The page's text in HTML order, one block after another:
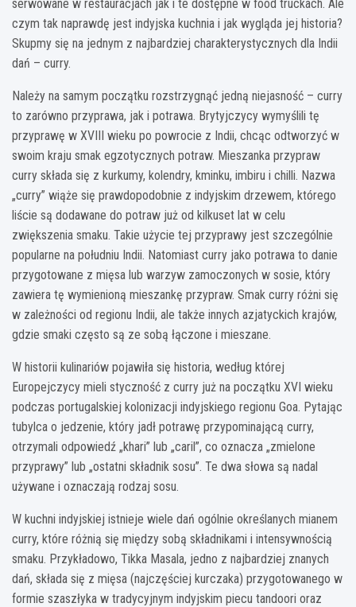
serwowane w restauracjach jak i te dostępne w food truckach. Ale
czym tak naprawdę jest indyjska kuchnia i jak wygląda jej historia?
Skupmy się na jednym z najbardziej charakterystycznych dla Indii
dań – curry.
Należy na samym początku rozstrzygnąć jedną niejasność – curry
to zarówno przyprawa, jak i potrawa. Brytyjczycy wymyślili tę
przyprawę w XVIII wieku po powrocie z Indii, chcąc odtworzyć w
swoim kraju smak egzotycznych potraw. Mieszanka przypraw
curry składa się z kurkumy, kolendry, kminku, imbiru i chilli. Nazwa
„curry” wiąże się prawdopodobnie z indyjskim drzewem, którego
liście są dodawane do potraw już od kilkuset lat w celu
zwiększenia smaku. Takie użycie tej przyprawy jest szczególnie
popularne na południu Indii. Natomiast curry jako potrawa to danie
przygotowane z mięsa lub warzyw zamoczonych w sosie, który
zawiera tę wymienioną mieszankę przypraw. Smak curry różni się
w zależności od regionu Indii, ale także innych azjatyckich krajów,
gdzie smaki często są ze sobą łączone i mieszane.
W historii kulinariów pojawiła się historia, według której
Europejczycy mieli styczność z curry już na początku XVI wieku
podczas portugalskiej kolonizacji indyjskiego regionu Goa. Pytając
tubylca o jedzenie, który jadł potrawę przypominającą curry,
otrzymali odpowiedź „khari” lub „caril”, co oznacza „zmielone
przyprawy” lub „ostatni składnik sosu”. Te dwa słowa są nadal
używane i oznaczają rodzaj sosu.
W kuchni indyjskiej istnieje wiele dań ogólnie określanych mianem
curry, które różnią się między sobą składnikami i intensywnością
smaku. Przykładowo, Tikka Masala, jedno z najbardziej znanych
dań, składa się z mięsa (najczęściej kurczaka) przygotowanego w
formie szaszłyka w tradycyjnym indyjskim piecu tandoori oraz